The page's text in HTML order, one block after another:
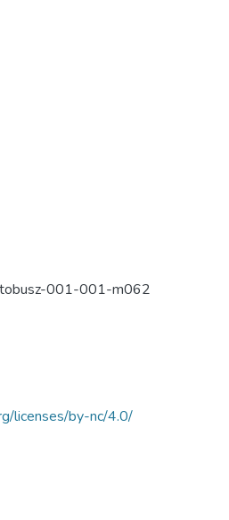
001-001-m062
licenses/by-nc/4.0/